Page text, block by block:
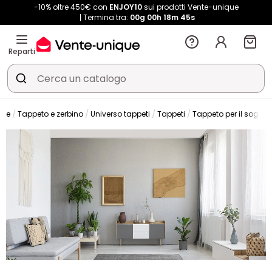
-10% oltre 450€ con ENJOY10sui prodotti Vente-unique
Termina tra: 00g 00h 18m 44s
Reparti
Tappeto e zerbino Universo tappeti Tappeti Tappeto per il